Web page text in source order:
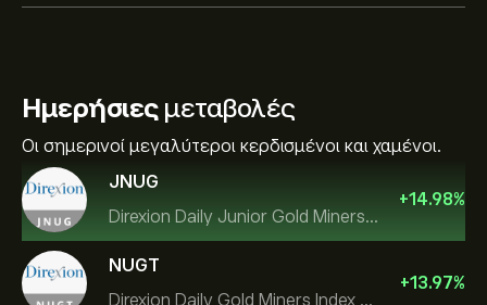
Ημερήσιεςμεταβολές
Οι σημερινοί μεγαλύτεροι κερδισμένοι και χαμένοι.
JNUG
Direxion Daily Junior Gold Miners Index Bull 2X ETF
+14.98%
NUGT
Direxion Daily Gold Miners Index Bull 2X ETF
+13.97%